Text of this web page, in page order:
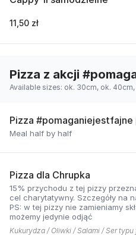
11,50 zł
Pizza z akcji
Available sizes: ok. 30cm, ok.
Pizza #pomaganiejestfajne
Meal half by half
Pizza dla Chrupka
15% przychodu z tej pizzy
cel charytatywny. Szczegóły na
PS: w tej pizzy nie zamieniamy
możemy jedynie odjąć
Kukurydza / Oliwki / Salami / Ser typu